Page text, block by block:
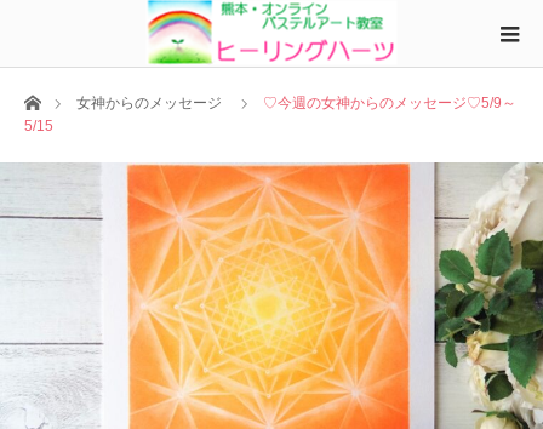
ホーム女神からのメッセージ
♡今週の女神からのメッセージ♡5/9～
5/15